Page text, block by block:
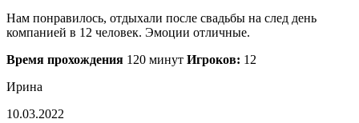
Нам понравилось, отдыхали после свадьбы на след день
компанией в 12 человек. Эмоции отличные.
Время прохождения 120 минут Игроков: 12
Ирина
10.03.2022